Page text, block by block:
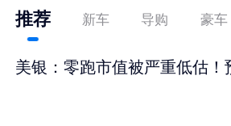
推荐 新车 导购 豪车
美银：零跑市值被严重低估！